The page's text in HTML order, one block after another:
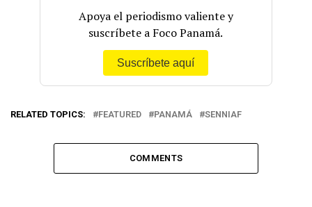
Apoya el periodismo valiente y
suscríbete a Foco Panamá.
Suscríbete aquí
RELATED TOPICS: FEATURED PANAMÁ SENNIAF
COMMENTS